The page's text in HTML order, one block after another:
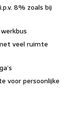
8% zoals bij
veel ruimte
voor persoonlijke